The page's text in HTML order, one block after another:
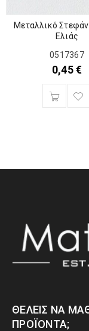
Μεταλλικό
Ελιάς
0517367
0,45€
ΘΈΛΕΙΣ ΝΑ
ΠΡΟΪΌΝΤΑ;